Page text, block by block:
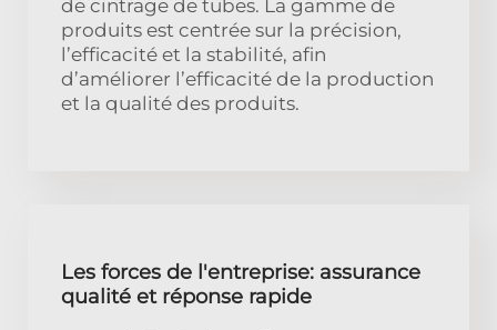
de cintrage de tubes. La gamme de
produits est centrée sur la précision,
l’efficacité et la stabilité, afin
d’améliorer l’efficacité de la production
et la qualité des produits.
Les forces de l'entreprise: assurance
qualité et réponse rapide